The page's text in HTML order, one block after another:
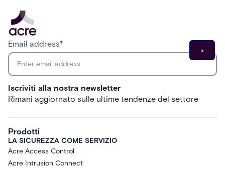
Iscriviti alla nostra newsletter
Rimani aggiornato sulle ultime tendenze del settore
Email address*
Prodotti
LA SICUREZZA COME SERVIZIO
Acre Access Control
Acre Intrusion Connect